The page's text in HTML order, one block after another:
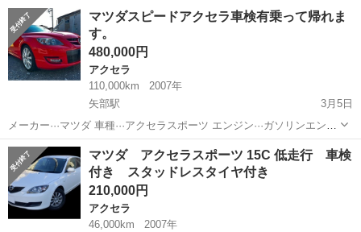
消状態 ・セールスポイント ハーフレザーシート サンルーフ セーフ...
神奈川 横浜市 アクセラ 走行距離
マツダスピードアクセラ車検有乗って帰れま
す。
480,000円
アクセラ
110,000km
2007年
矢部駅
3月5日
メーカー···マツダ 車種···アクセラスポーツ エンジン···ガソリンエンジ
ン 外装写真に見えてる通り大きな目立つ傷凹みは無いです。 エンジン
調子良いです。走行距離乗られてるから安く出品しています。 この距
離でもこ...
神奈川 相模原市 矢部駅
マツダ アクセラスポーツ 15C 低走行 車検
付き スタッドレスタイヤ付き
210,000円
アクセラ
46,000km
2007年